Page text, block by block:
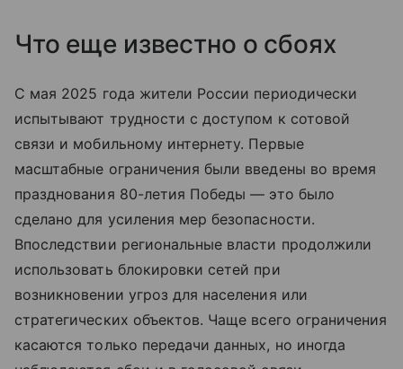
Что еще известно о сбоях
С мая 2025 года жители России периодически
испытывают трудности с доступом к сотовой
связи и мобильному интернету. Первые
масштабные ограничения были введены во время
празднования 80-летия Победы — это было
сделано для усиления мер безопасности.
Впоследствии региональные власти продолжили
использовать блокировки сетей при
возникновении угроз для населения или
стратегических объектов. Чаще всего ограничения
касаются только передачи данных, но иногда